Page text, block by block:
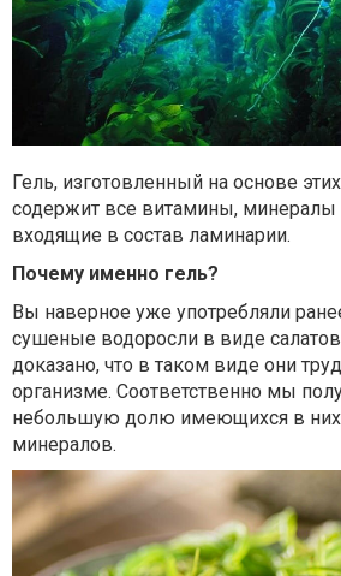
Гель, изготовленный на основе
содержит все витамины, минералы
входящие в состав ламинарии.
Почему именно гель?
Вы наверное уже употребляли
сушеные водоросли в виде
доказано, что в таком виде они
организме. Соответственно мы
небольшую долю имеющихся в
минералов.